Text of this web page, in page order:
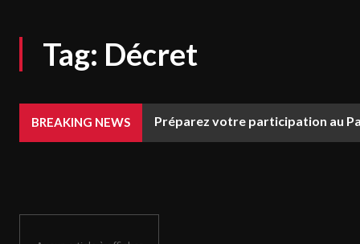
Tag: Décret
BREAKING NEWS Préparez votre participation au